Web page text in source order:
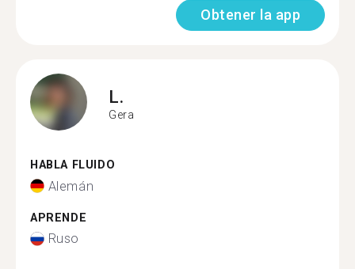
Obtener la app
L.
Gera
HABLA FLUIDO
Alemán
APRENDE
Ruso